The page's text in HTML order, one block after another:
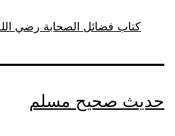
كتاب فضائل الصحابة رضي
حديث صحيح مسلم